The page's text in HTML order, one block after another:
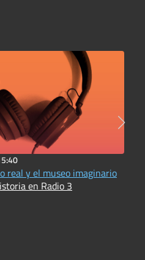
real y el museo imaginario
en Radio 3